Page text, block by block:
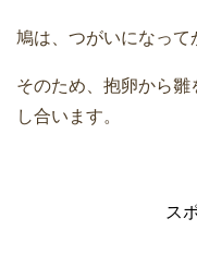
鳩は、つがいになって
そのため、抱卵から
し合います。
ス